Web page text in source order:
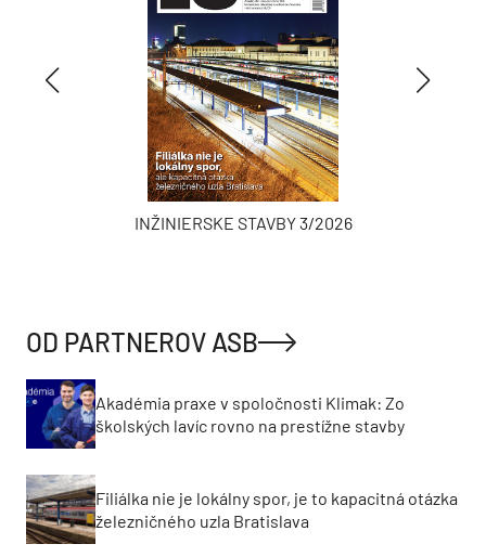
INŽINIERSKE STAVBY 3/2026
OD PARTNEROV ASB
Akadémia praxe v spoločnosti Klimak: Zo
školských lavíc rovno na prestížne stavby
Filiálka nie je lokálny spor, je to kapacitná otázka
železničného uzla Bratislava